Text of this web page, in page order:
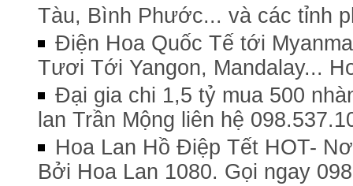
Tàu, Bình Phước... và các tỉnh
Điện Hoa Quốc Tế tới
Tươi Tới Yangon, Mandalay...
Đại gia chi 1,5 tỷ mua 500
lan Trần Mộng liên hệ
Hoa Lan Hồ Điệp Tết HOT-
Bởi Hoa Lan 1080. Gọi ngay